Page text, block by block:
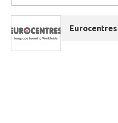
Eurocentres